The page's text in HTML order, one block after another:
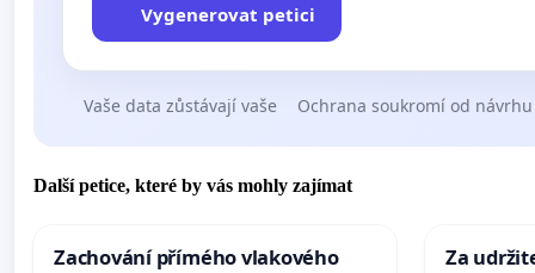
Vygenerovat petici
Vaše data zůstávají vaše Ochrana soukromí od návrhu
Další petice, které by vás mohly zajímat
Zachování přímého vlakového
Za